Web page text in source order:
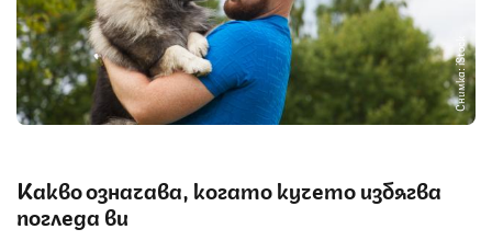
Снимка: iStock
Какво означава, когато кучето избягва
погледа ви